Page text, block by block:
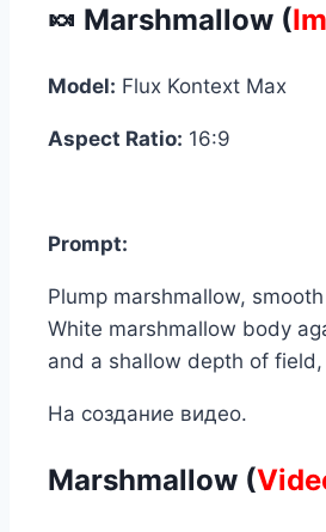
🍬 Marshmallow (
Model: Flux Kontext Max
Aspect Ratio: 16:9
Prompt:
Plump marshmallow,
White marshmallow body
and a shallow depth of
На создание видео.
Marshmallow (